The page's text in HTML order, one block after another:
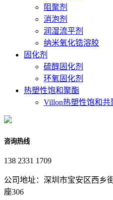
阻聚剂
消泡剂
润湿流平剂
纳米氧化锆溶胶
固化剂
硫醇固化剂
环氧固化剂
热塑性饱和聚酯
Villon热塑性饱和共
咨询热线
138 2331 1709
公司地址：深圳市宝安区西乡
座306